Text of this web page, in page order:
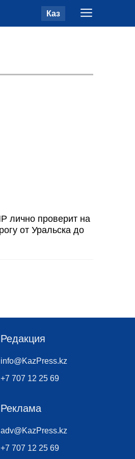
Каз
лично проверит на
от Уральска до
Редакция
info@KazPress.kz
+7 707 12 25 69
Реклама
adv@KazPress.kz
+7 707 12 25 69